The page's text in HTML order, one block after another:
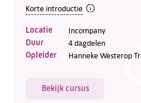
Korte introductie
Locatie Incompany
Duur 4 dagdelen
Opleider Hanneke Westerop
Bekijk cursus